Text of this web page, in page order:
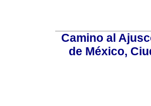
Camino al
de México,